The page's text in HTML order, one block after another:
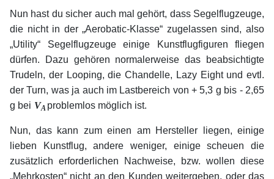
Nun hast du sicher auch mal gehört, dass Segelflugzeuge,
die nicht in der „Aerobatic-Klasse“ zugelassen sind, also
„Utility“ Segelflugzeuge einige Kunstflugfiguren fliegen
dürfen. Dazu gehören normalerweise das beabsichtigte
Trudeln, der Looping, die Chandelle, Lazy Eight und evtl.
der Turn, was ja auch im Lastbereich von + 5,3 g bis - 2,65
g bei VA problemlos möglich ist.
Nun, das kann zum einen am Hersteller liegen, einige
lieben Kunstflug, andere weniger, einige scheuen die
zusätzlich erforderlichen Nachweise, bzw. wollen diese
„Mehrkosten“ nicht an den Kunden weitergeben, oder das